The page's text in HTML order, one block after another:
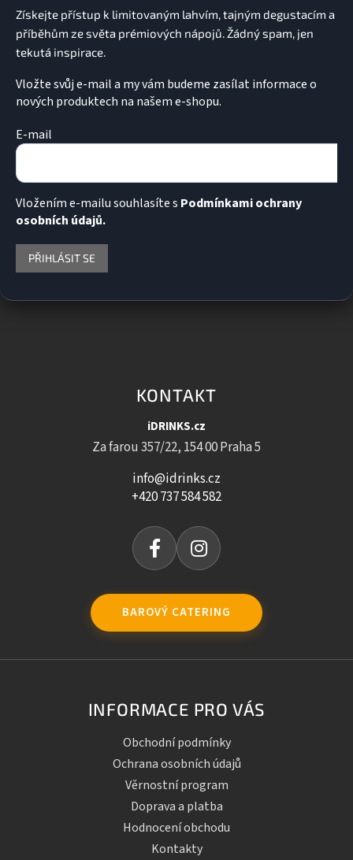
Vložte svůj e-mail a my vám budeme zasílat informace o
nových produktech na našem e-shopu.
E-mail
Vložením e-mailu souhlasíte s Podmínkami ochrany
osobních údajů.
PŘIHLÁSIT SE
KONTAKT
iDRINKS.cz
Za farou 357/22, 154 00 Praha 5
info@idrinks.cz
+420 737 584 582
BAROVÝ CATERING
INFORMACE PRO VÁS
Obchodní podmínky
Ochrana osobních údajů
Věrnostní program
Doprava a platba
Hodnocení obchodu
Kontakty